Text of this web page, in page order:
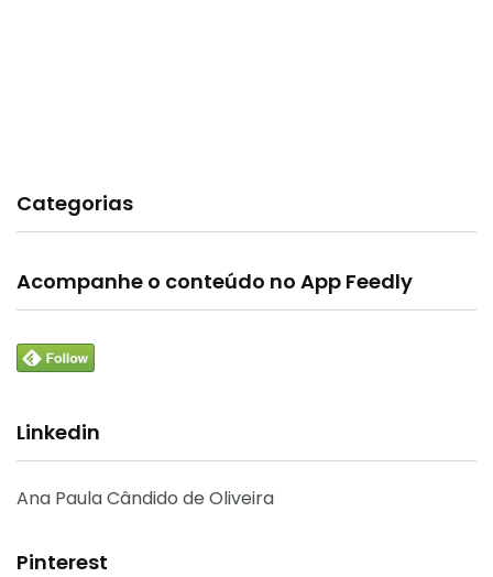
Categorias
Acompanhe o conteúdo no App Feedly
Linkedin
Ana Paula Cândido de Oliveira
Pinterest